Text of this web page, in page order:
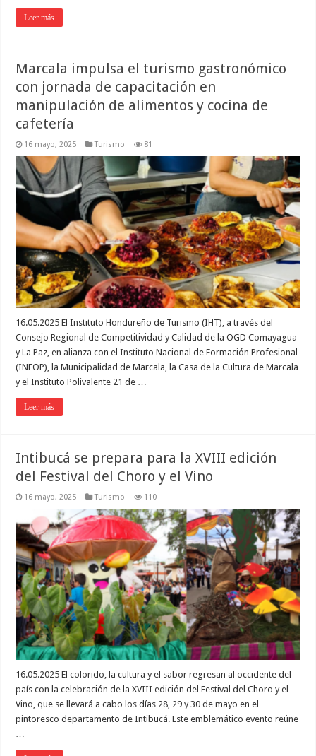
Leer más
Marcala impulsa el turismo gastronómico
con jornada de capacitación en
manipulación de alimentos y cocina de
cafetería
16 mayo, 2025 Turismo 81
16.05.2025 El Instituto Hondureño de Turismo (IHT), a través del
Consejo Regional de Competitividad y Calidad de la OGD Comayagua
y La Paz, en alianza con el Instituto Nacional de Formación Profesional
(INFOP), la Municipalidad de Marcala, la Casa de la Cultura de Marcala
y el Instituto Polivalente 21 de …
Leer más
Intibucá se prepara para la XVIII edición
del Festival del Choro y el Vino
16 mayo, 2025 Turismo 110
16.05.2025 El colorido, la cultura y el sabor regresan al occidente del
país con la celebración de la XVIII edición del Festival del Choro y el
Vino, que se llevará a cabo los días 28, 29 y 30 de mayo en el
pintoresco departamento de Intibucá. Este emblemático evento reúne
…